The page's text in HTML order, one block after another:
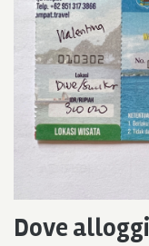
Dove